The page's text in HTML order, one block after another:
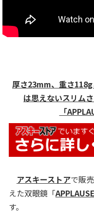
厚さ23mm、重さ
は思えないスリム
「
アスキーストアで販
えた双眼鏡「
す。